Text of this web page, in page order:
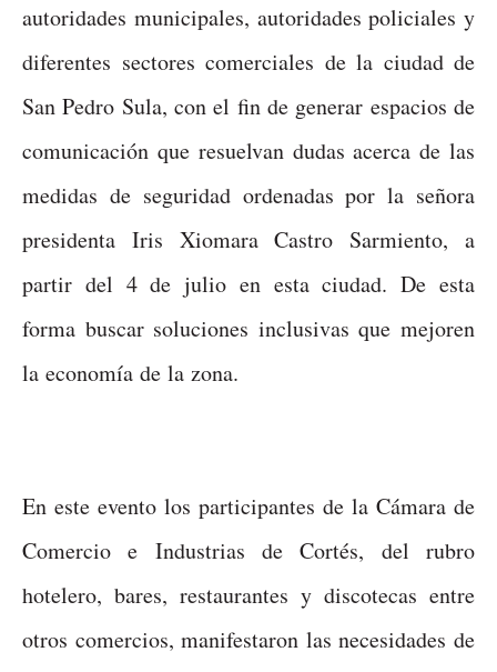
autoridades municipales, autoridades policiales y
diferentes sectores comerciales de la ciudad de
San Pedro Sula, con el fin de generar espacios de
comunicación que resuelvan dudas acerca de las
medidas de seguridad ordenadas por la señora
presidenta Iris Xiomara Castro Sarmiento, a
partir del 4 de julio en esta ciudad. De esta
forma buscar soluciones inclusivas que mejoren
la economía de la zona.
En este evento los participantes de la Cámara de
Comercio e Industrias de Cortés, del rubro
hotelero, bares, restaurantes y discotecas entre
otros comercios, manifestaron las necesidades de